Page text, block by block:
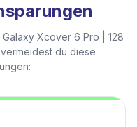
Galaxy Xcover 6 Pro | 128
du diese